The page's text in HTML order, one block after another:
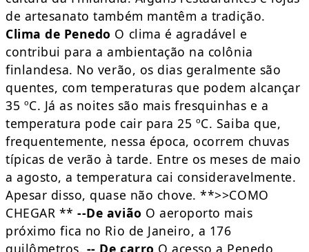
de artesanato também mantêm a tradição.
Clima de Penedo O clima é agradável e
contribui para a ambientação na colônia
finlandesa. No verão, os dias geralmente são
quentes, com temperaturas que podem alcançar
35 ºC. Já as noites são mais fresquinhas e a
temperatura pode cair para 25 ºC. Saiba que,
frequentemente, nessa época, ocorrem chuvas
típicas de verão à tarde. Entre os meses de maio
a agosto, a temperatura cai consideravelmente.
Apesar disso, quase não chove. **>>COMO
CHEGAR **--De avião O aeroporto mais
próximo fica no Rio de Janeiro, a 176